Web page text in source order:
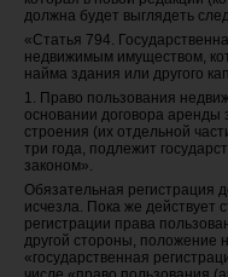
должна будет выглядеть
«Статья 794.
недвижимым имуществом,
найма здания или другого
1. Право пользования
основании договора аренды
строения (их отдельной
три года, подлежит
законом».
Обязательная регистрация
исчезла. Пока же действует
регистрации права
другой стороны, положение
«государственная